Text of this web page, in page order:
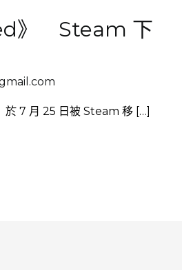
》 Steam 下
7 月 25 日被 Steam 移 […]